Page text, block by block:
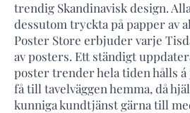
trendig Skandinavisk design.
dessutom tryckta på papper av
Poster Store erbjuder varje
av posters. Ett ständigt
poster trender hela tiden hålls
få till tavelväggen hemma, då
kunniga kundtjänst gärna till